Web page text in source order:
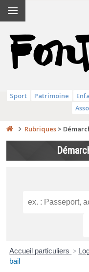
Sport Patrimoine
Rubriques >
Accueil particuliers >
bail